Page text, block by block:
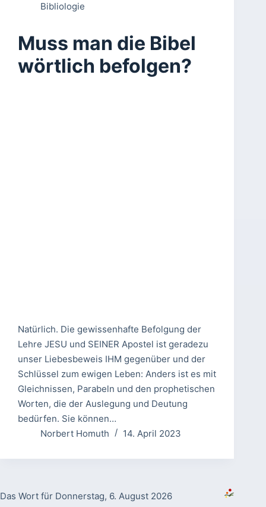
Bibliologie
Muss man die Bibel
wörtlich befolgen?
Natürlich. Die gewissenhafte Befolgung der
Lehre JESU und SEINER Apostel ist geradezu
unser Liebesbeweis IHM gegenüber und der
Schlüssel zum ewigen Leben: Anders ist es mit
Gleichnissen, Parabeln und den prophetischen
Worten, die der Auslegung und Deutung
bedürfen. Sie können…
Norbert Homuth
14. April 2023
Das Wort für Donnerstag, 6. August 2026